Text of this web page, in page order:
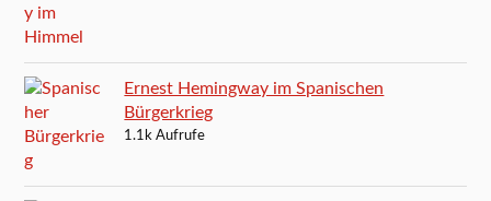
Ernest Hemingway im Spanischen
Bürgerkrieg
1.1k Aufrufe